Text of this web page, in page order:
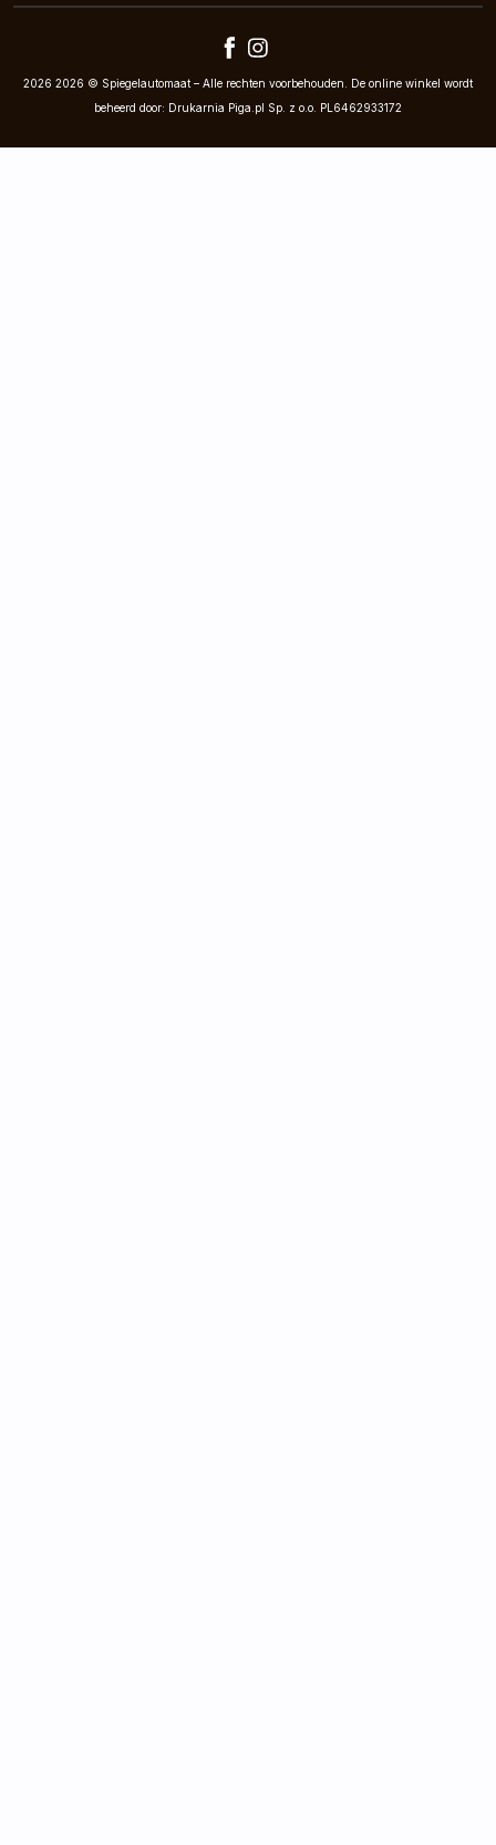
2026 2026 © Spiegelautomaat – Alle rechten voorbehouden. De online winkel wordt
beheerd door: Drukarnia Piga.pl Sp. z o.o. PL6462933172